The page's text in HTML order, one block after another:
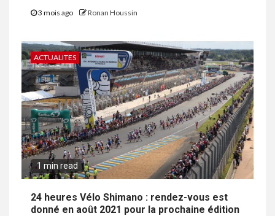
3 mois ago Ronan Houssin
ACTUALITES
1 min read
24 heures Vélo Shimano : rendez-vous est
donné en août 2021 pour la prochaine édition